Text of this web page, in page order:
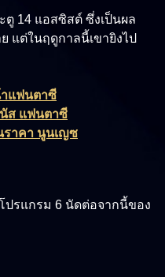
ตู 14 แอสซิสต์ ซึ่งเป็นผล
แต่ในฤดูกาลนี้เขายิงไป
แฟนตาซี
ส แฟนตาซี
ราคา นูนเญซ
ปรแกรม 6 นัดต่อจากนี้ของ